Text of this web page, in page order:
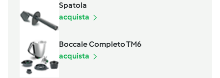
Spatola
acquista
Boccale Completo TM6
acquista